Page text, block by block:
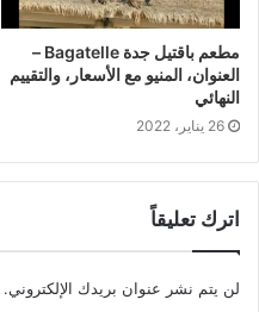
مطعم باقتيل جدة Bagatelle –
العنوان، المنيو مع الأسعار، والتقييم
النهائي
26 يناير، 2022
اترك تعليقاً
لن يتم نشر عنوان بريدك الإلكتروني.